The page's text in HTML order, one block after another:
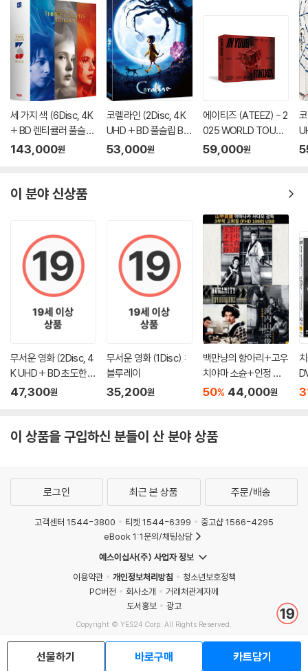
환/반품이 제한될 수 있습니다.
※ 디스크 재생 불량
1) 기기 문제로 인해 발생하는 재생 불량 현상에 대해서는 반품/교환이 불
가하니 최신 소프트웨어로 업데이트된 DVD/BD 전용 기기에서 재생하실
것을 권유해 드립니다.
2) 정전기와 먼지로 인해 재생이 원활하지 않은 경우가 있습니다. 디스크
를 마른 천으로 닦으시거나, DVD 클리너 등 전용 제품을 이용하면 대부분
해결됩니다.
3) 일부 PC 연결형 ODD의 경우 호환 상의 문제로 정상적인 디스크도 재
며, ODD 사용으로 인한 재생 불량의 경우 교환 시에도 동일한 오류가 발
생할 수 있음을 알려드립니다.
※ 디스크 외관 불량
디스크에 미세한 잔 흠집이 남아있거나 인쇄 면이 깨끗하지 않은 경우가
있으며, 상품의 불량이 아닙니다. 단, 재생에 이상이 있는 경우에는 불량으
로 인한 반품/교환이 가능합니다.
※ 교환/반품 안내
1) 불량으로 인한 교환/반품 요청 시에는 불량 확인을 위해 개봉 시의 동영
상을 요청할 수 있으며, 동영상이 없는 경우 교환/반품이 제한될 수 있습니
다.
문의 바랍니다.
부담 후 처리 가능합니다.
택을 부탁드립니다.
4) 한정판 상품의 변심, 오구매로 인한 반품은 회송된 상품의 상태 확인 후
진행이 가능합니다. 택배 이동 중 파손이 발생하지 않도록 완충 포장을 부
세 가지 색 (6Disc, 4K
+ BD 렌티큘러 풀슬립
트릴로지 박스 한정판)
143,000원
코렐라인 (2Disc, 4K
UHD + BD 풀슬립 B T
ype 500장 한정판) :
53,000원
에이티즈 (ATEEZ) - 2
025 WORLD TOUR [I
N YOUR FANTASY] I
59,000원
이 분야 신상품
무서운 영화 (2Disc, 4
K UHD + BD 초도한정
슬립케이스) : 블루레
47,300원
무서운 영화 (1Disc) :
블루레이
35,200원
백만냥의 항아리+고우
치야마 소슌+인정 종
이풍선 FHD USB
50% 44,000원
이 상품을 구입하신 분들이 산 분야 상품
선물하기 바로구매 카트담기
로그인 최근 본 상품 주문/배송
고객센터 1544-3800 티켓 1544-6399
중고샵 1566-4295
eBook 1:1문의/채팅상담
예스이십사(주) 사업자 정보
이용약관
개인정보처리방침
청소년보호정책
PC버전
회사소개
거래처관계자께
도서홍보
광고
Copyright © YES24 Corp. All Rights Reserved.